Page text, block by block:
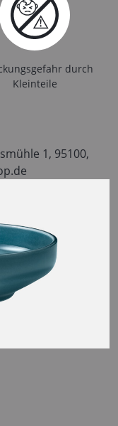
durch
Kleinteile
1, 95100,